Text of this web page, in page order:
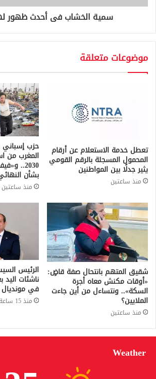
سمية الخشاب فى أحدث ظهور
موضوعات متعلقة
تعطل خدمة الاستعلام عن أرقام
المحمول المسجلة بالرقم القومي
يثير جدلًا بين المواطنين
منذ ساعتين
حزب إسباني
المغرب من
2030..
بشأن
منذ ساعتين
شقيق المتهم بانتحال صفة قاضٍ:
«أوقات مكنش معاه أجرة
السكة».. ونتساءل من أين جاءت
الملايين؟
منذ ساعتين
الرئيس
ناشئات اليد
في مونديال
منذ 15 ساعة
Weather